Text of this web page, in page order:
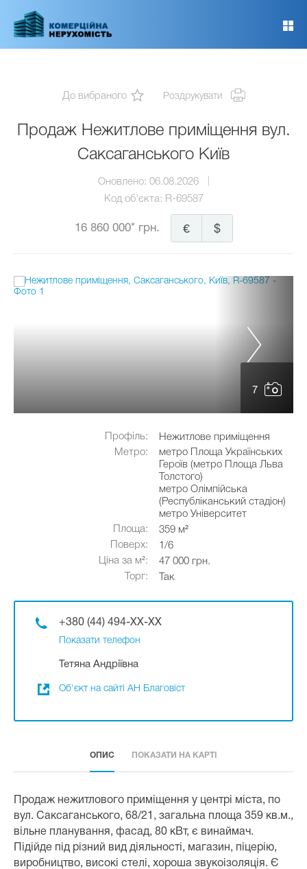
основного
До вибраного Роздрукувати
Продаж Нежитлове приміщення вул.
Саксаганського Київ
Оновлено: 06.08.2026
Код об'єкта: R-69587
16 860 000* грн. $
€
7
Профіль:
Нежитлове приміщення
Метро:
метро Площа Українських
Героїв (метро Площа Льва
Толстого)
метро Олімпійська
(Республіканський стадіон)
метро Університет
Площа:
359 м²
Поверх:
1/6
Ціна за м²:
47 000 грн.
Торг:
Так
+380 (44) 494-XX-XX
Показати телефон
Тетяна Андріївна
Об'єкт на сайті АН Благовіст
ОПИС ПОКАЗАТИ НА КАРТІ
Продаж нежитлового приміщення у центрі міста, по
вул. Саксаганського, 68/21, загальна площа 359 кв.м.,
вільне планування, фасад, 80 кВт, є винаймач.
Підійде під різний вид діяльності, магазин, піцерію,
виробництво, високі стелі, хороша звукоізоляція. Є